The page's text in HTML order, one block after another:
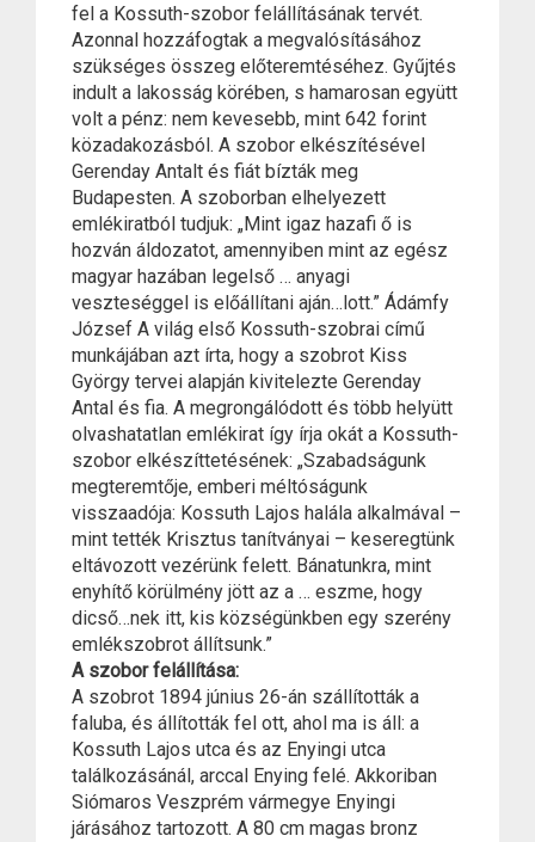
fel a Kossuth-szobor felállításának tervét.
Azonnal hozzáfogtak a megvalósításához
szükséges összeg előteremtéséhez. Gyűjtés
indult a lakosság körében, s hamarosan együtt
volt a pénz: nem kevesebb, mint 642 forint
közadakozásból. A szobor elkészítésével
Gerenday Antalt és fiát bízták meg
Budapesten. A szoborban elhelyezett
emlékiratból tudjuk: „Mint igaz hazafi ő is
hozván áldozatot, amennyiben mint az egész
magyar hazában legelső … anyagi
veszteséggel is előállítani aján…lott.” Ádámfy
József A világ első Kossuth-szobrai című
munkájában azt írta, hogy a szobrot Kiss
György tervei alapján kivitelezte Gerenday
Antal és fia. A megrongálódott és több helyütt
olvashatatlan emlékirat így írja okát a Kossuth-
szobor elkészíttetésének: „Szabadságunk
megteremtője, emberi méltóságunk
visszaadója: Kossuth Lajos halála alkalmával –
mint tették Krisztus tanítványai – keseregtünk
eltávozott vezérünk felett. Bánatunkra, mint
enyhítő körülmény jött az a … eszme, hogy
dicső…nek itt, kis községünkben egy szerény
emlékszobrot állítsunk.”
A szobor felállítása:
A szobrot 1894 június 26-án szállították a
faluba, és állították fel ott, ahol ma is áll: a
Kossuth Lajos utca és az Enyingi utca
találkozásánál, arccal Enying felé. Akkoriban
Siómaros Veszprém vármegye Enyingi
járásához tartozott. A 80 cm magas bronz